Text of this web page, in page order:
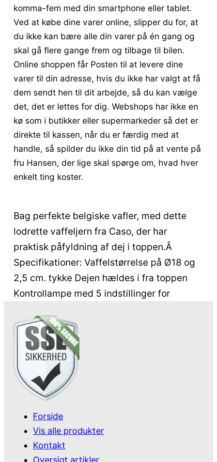
komma-fem med din smartphone eller tablet.
Ved at købe dine varer online, slipper du for, at
du ikke kan bære alle din varer på én gang og
skal gå flere gange frem og tilbage til bilen.
Online shoppen får Posten til at levere dine
varer til din adresse, hvis du ikke har valgt at få
dem sendt hen til dit arbejde, så du kan vælge
det, det er lettes for dig. Webshops har ikke en
kø som i butikker eller supermarkeder så det er
direkte til kassen, når du er færdig med at
handle, så spilder du ikke din tid på at vente på
fru Hansen, der lige skal spørge om, hvad hver
enkelt ting koster.
Bag perfekte belgiske vafler, med dette
lodrette vaffeljern fra Caso, der har
praktisk påfyldning af dej i toppen.Â
Specifikationer: Vaffelstørrelse på Ø18 og
2,5 cm. tykke Dejen hældes i fra toppen
Kontrollampe med 5 indstillinger for
Forside
Vis alle produkter
Kontakt
Oversigt artikler